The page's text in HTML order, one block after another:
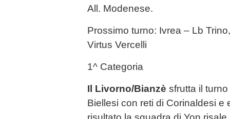
All. Modenese.
Prossimo turno: Ivrea – Lb
Virtus Vercelli
1^ Categoria
Il Livorno/Bianzè sfrutta il
Biellesi con reti di Corinaldesi e